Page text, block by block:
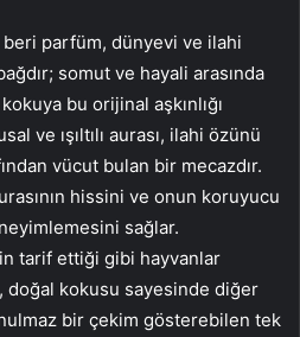
beri parfüm, dünyevi ve ilahi
somut ve hayali arasında
bu orijinal aşkınlığı
ve ışıltılı aurası, ilahi özünü
vücut bulan bir mecazdır.
hissini ve onun koruyucu
sağlar.
tarif ettiği gibi hayvanlar
kokusu sayesinde diğer
bir çekim gösterebilen tek